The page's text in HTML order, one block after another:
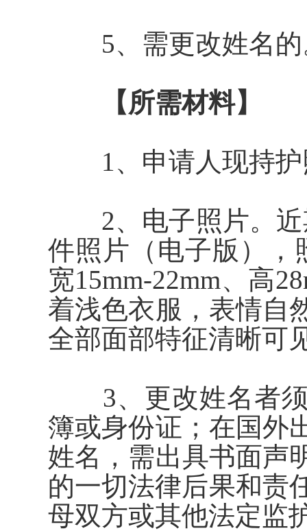
5、 需更改姓名
【所需材料】
1、申请人现持护
2、 电子照片。
件照片（电子版），
宽15mm-22mm、高
着浅色衣服，表情自
全部面部特征清晰可
3、更改姓名者须
簿或身份证 ；在国外
姓名，需出具书面声
的一切法律后果和责
母双方或其他法定监